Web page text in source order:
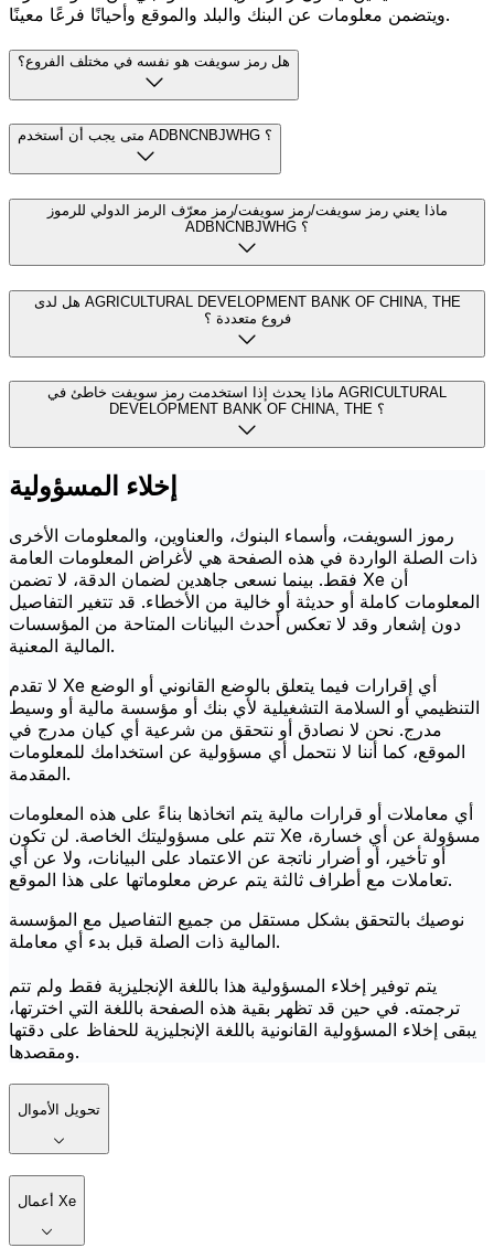
ويتضمن معلومات عن البنك والبلد والموقع وأحيانًا فرعًا معينًا.
هل رمز سويفت هو نفسه في مختلف الفروع؟
متى يجب أن أستخدم ADBNCNBJWHG ؟
ماذا يعني رمز سويفت/رمز سويفت/رمز معرّف الرمز الدولي للرموز
ADBNCNBJWHG ؟
هل لدى AGRICULTURAL DEVELOPMENT BANK OF CHINA, THE
فروع متعددة ؟
ماذا يحدث إذا استخدمت رمز سويفت خاطئ في AGRICULTURAL
DEVELOPMENT BANK OF CHINA, THE ؟
إخلاء المسؤولية
رموز السويفت، وأسماء البنوك، والعناوين، والمعلومات الأخرى
ذات الصلة الواردة في هذه الصفحة هي لأغراض المعلومات العامة
فقط. بينما نسعى جاهدين لضمان الدقة، لا تضمن Xe أن
المعلومات كاملة أو حديثة أو خالية من الأخطاء. قد تتغير التفاصيل
دون إشعار وقد لا تعكس أحدث البيانات المتاحة من المؤسسات
المالية المعنية.
لا تقدم Xe أي إقرارات فيما يتعلق بالوضع القانوني أو الوضع
التنظيمي أو السلامة التشغيلية لأي بنك أو مؤسسة مالية أو وسيط
مدرج. نحن لا نصادق أو نتحقق من شرعية أي كيان مدرج في
الموقع، كما أننا لا نتحمل أي مسؤولية عن استخدامك للمعلومات
المقدمة.
أي معاملات أو قرارات مالية يتم اتخاذها بناءً على هذه المعلومات
تتم على مسؤوليتك الخاصة. لن تكون Xe مسؤولة عن أي خسارة،
أو تأخير، أو أضرار ناتجة عن الاعتماد على البيانات، ولا عن أي
تعاملات مع أطراف ثالثة يتم عرض معلوماتها على هذا الموقع.
نوصيك بالتحقق بشكل مستقل من جميع التفاصيل مع المؤسسة
المالية ذات الصلة قبل بدء أي معاملة.
يتم توفير إخلاء المسؤولية هذا باللغة الإنجليزية فقط ولم تتم
ترجمته. في حين قد تظهر بقية هذه الصفحة باللغة التي اخترتها،
يبقى إخلاء المسؤولية القانونية باللغة الإنجليزية للحفاظ على دقتها
ومقصدها.
تحويل الأموال
أعمال Xe